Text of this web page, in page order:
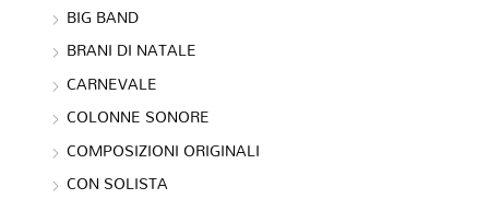
BIG BAND
BRANI DI NATALE
CARNEVALE
COLONNE SONORE
COMPOSIZIONI ORIGINALI
CON SOLISTA